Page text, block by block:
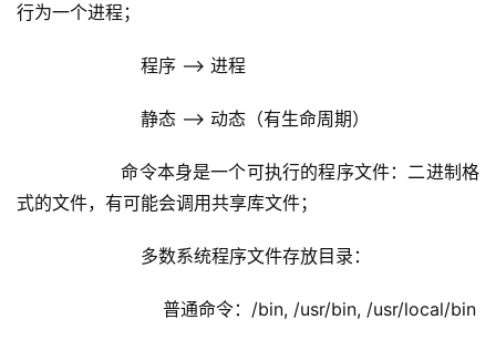
行为一个进程；
程序 –> 进程
静态 –> 动态（有生命周期）
命令本身是一个可执行的程序文件：二进制格
式的文件，有可能会调用共享库文件；
多数系统程序文件存放目录：
普通命令：/bin, /usr/bin, /usr/local/bin